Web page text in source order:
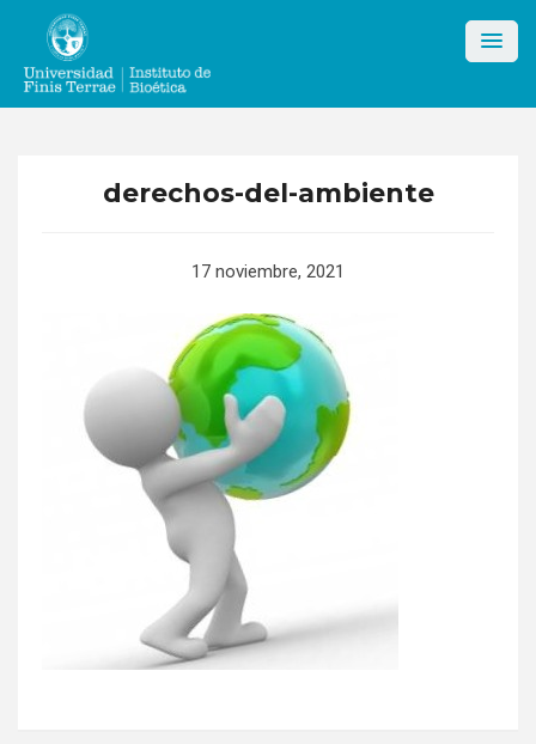
content
derechos-del-ambiente
17 noviembre, 2021